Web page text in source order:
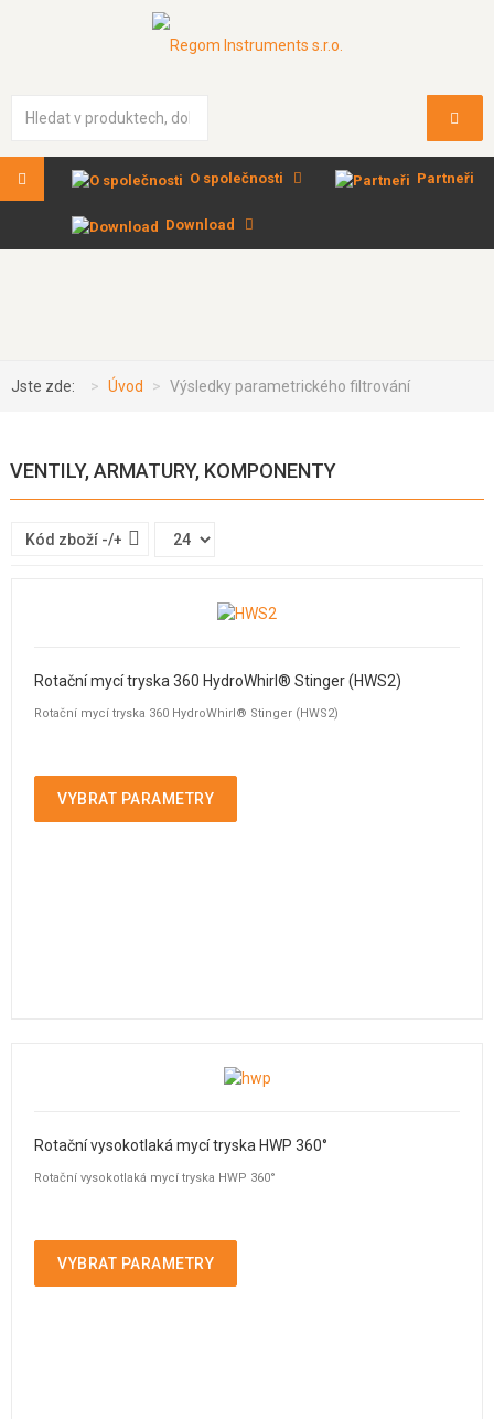
O společnosti Partneři
Download
Jste zde: Úvod Výsledky parametrického filtrování
VENTILY, ARMATURY, KOMPONENTY
Kód zboží -/+
Rotační mycí tryska 360 HydroWhirl® Stinger (HWS2)
Rotační mycí tryska 360 HydroWhirl® Stinger (HWS2)
VYBRAT PARAMETRY
Rotační vysokotlaká mycí tryska HWP 360°
Rotační vysokotlaká mycí tryska HWP 360°
VYBRAT PARAMETRY